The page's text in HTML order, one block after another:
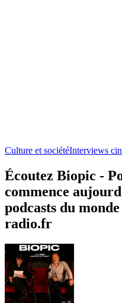
Culture et sociétéInterviews
Écoutez Biopic -
commence
podcasts du
radio.fr